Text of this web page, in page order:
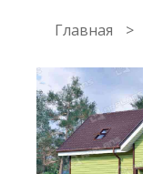
Главная